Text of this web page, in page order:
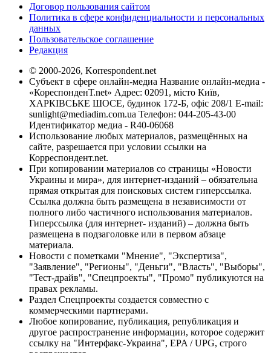
Договор пользования сайтом
Политика в сфере конфиденциальности и персональных
данных
Пользовательское соглашение
Редакция
© 2000-2026, Korrespondent.net
Субъект в сфере онлайн-медиа Название онлайн-медиа -
«КореспонденТ.net» Адрес: 02091, місто Київ,
ХАРКІВСЬКЕ ШОСЕ, будинок 172-Б, офіс 208/1 E-mail:
sunlight@mediadim.com.ua Телефон: 044-205-43-00
Идентификатор медиа - R40-06068
Использование любых материалов, размещённых на
сайте, разрешается при условии ссылки на
Корреспондент.net.
При копировании материалов со страницы «Новости
Украины и мира», для интернет-изданий – обязательна
прямая открытая для поисковых систем гиперссылка.
Ссылка должна быть размещена в независимости от
полного либо частичного использования материалов.
Гиперссылка (для интернет- изданий) – должна быть
размещена в подзаголовке или в первом абзаце
материала.
Новости с пометками "Мнение", "Экспертиза",
"Заявление", "Регионы", "Деньги", "Власть", "Выборы",
"Тест-драйв", "Спецпроекты", "Промо" публикуются на
правах рекламы.
Раздел Спецпроекты создается совместно с
коммерческими партнерами.
Любое копирование, публикация, републикация и
другое распространение информации, которое содержит
ссылку на "Интерфакс-Украина", EPA / UPG, строго